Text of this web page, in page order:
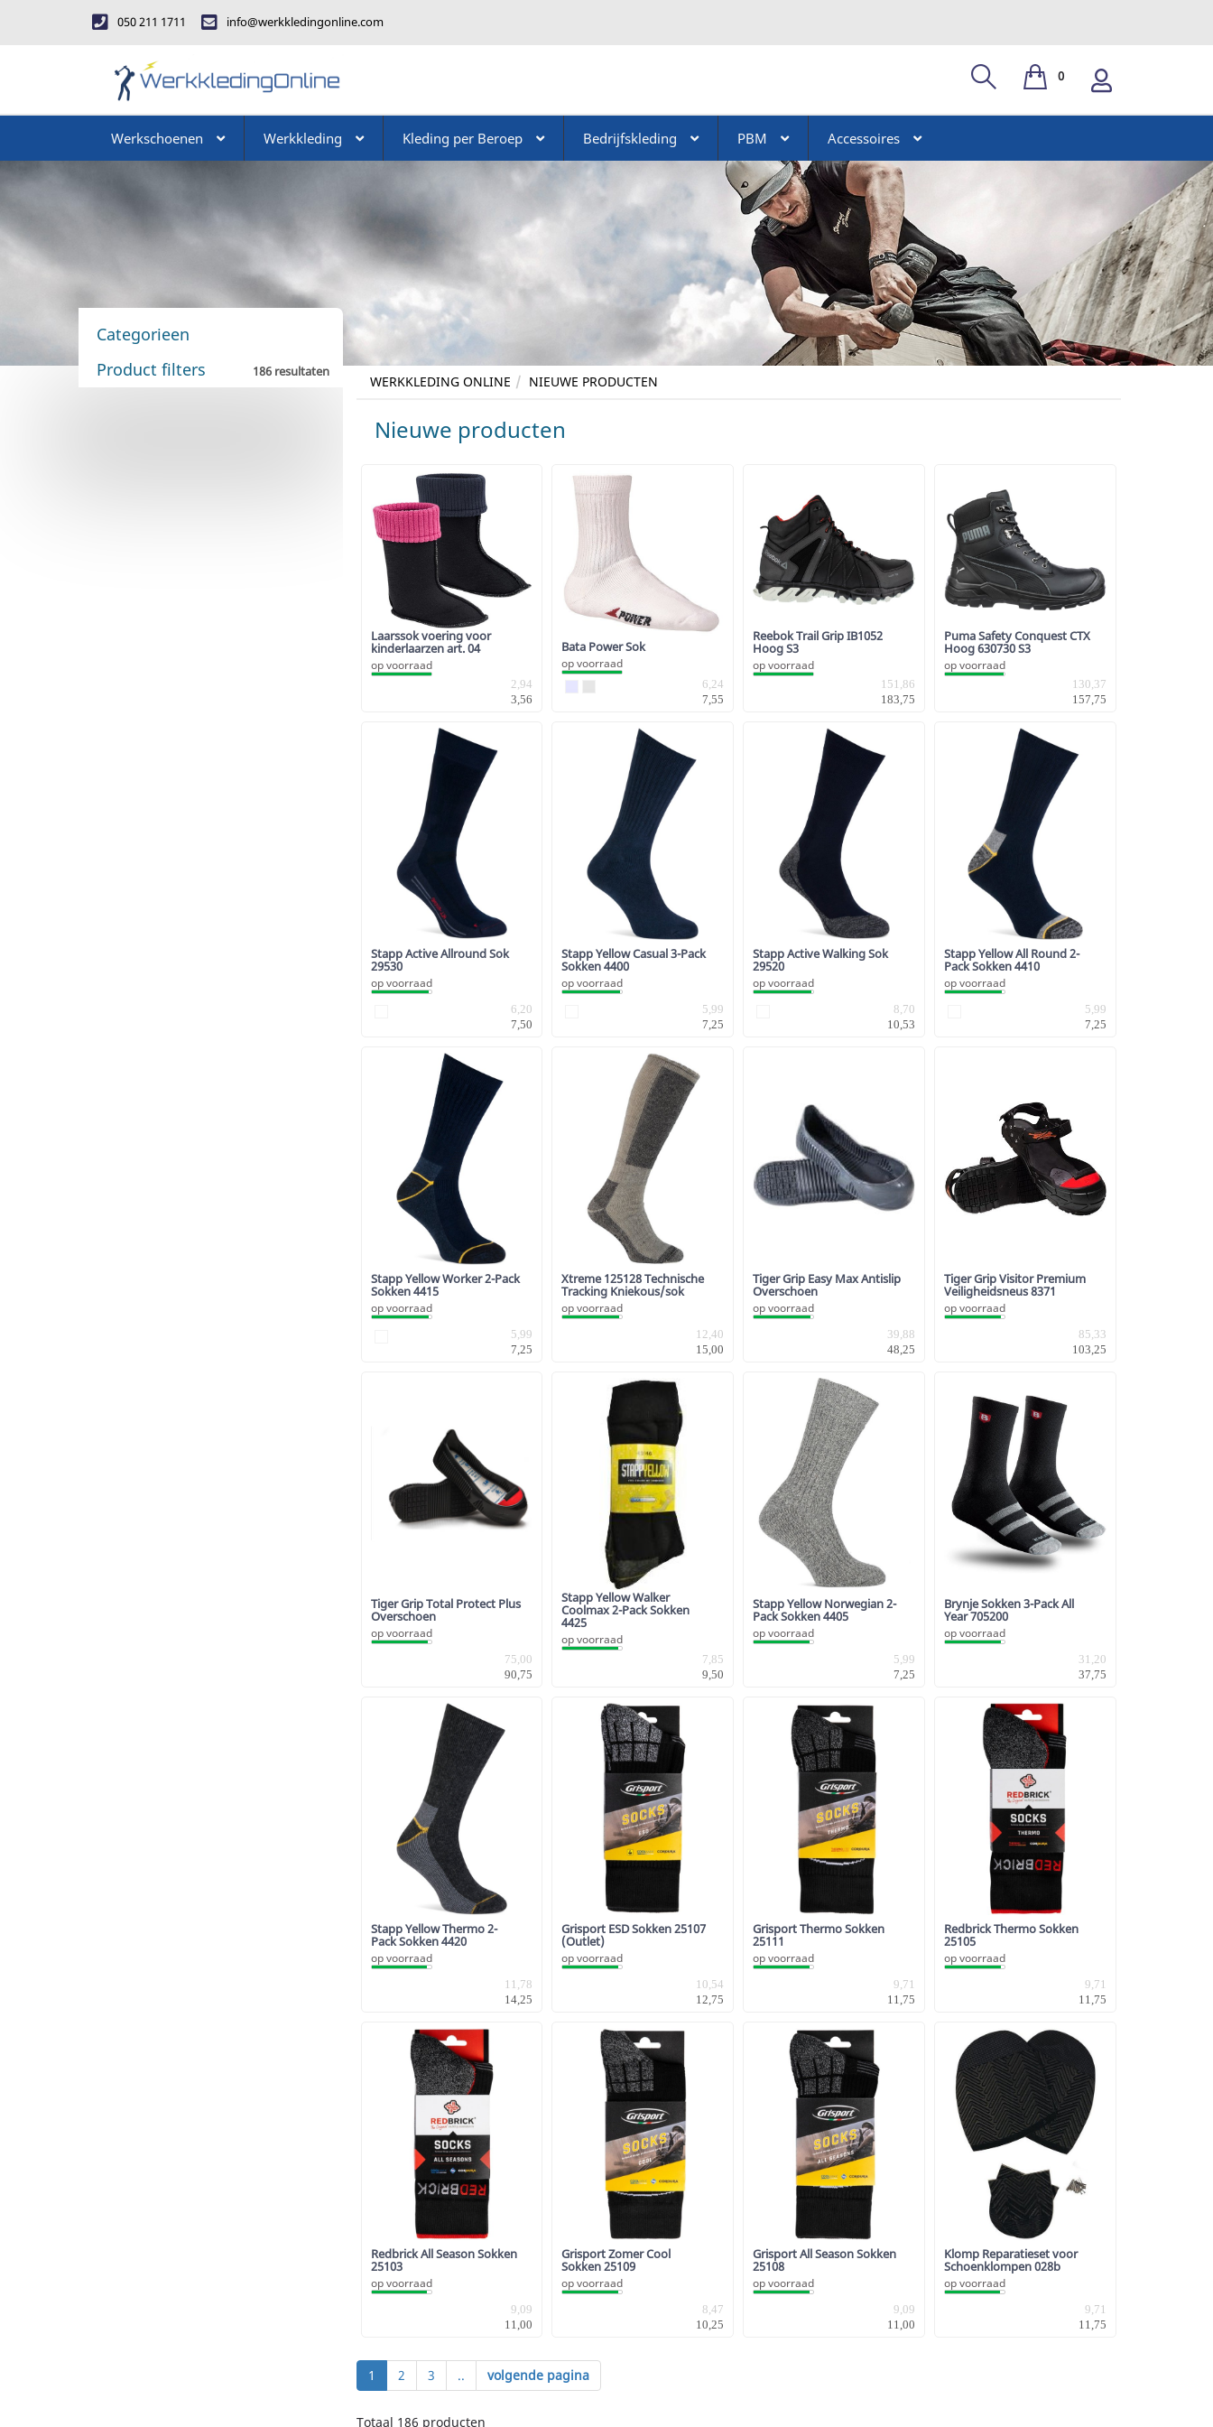
050 211 1711 info@werkkledingonline.com
0
Werkschoenen Werkkleding Kleding per Beroep Bedrijfskleding PBM Accessoires
WERKKLEDING ONLINE NIEUWE PRODUCTEN
Nieuwe producten
Laarssok voering voor
kinderlaarzen art. 04
op voorraad
2,94
3,56
Bata Power Sok
op voorraad
6,24
7,55
Reebok Trail Grip IB1052
Hoog S3
op voorraad
151,86
183,75
Puma Safety Conquest CTX
Hoog 630730 S3
op voorraad
130,37
157,75
Stapp Active Allround Sok
29530
op voorraad
6,20
7,50
Stapp Yellow Casual 3-Pack
Sokken 4400
op voorraad
5,99
7,25
Stapp Active Walking Sok
29520
op voorraad
8,70
10,53
Stapp Yellow All Round 2-
Pack Sokken 4410
op voorraad
5,99
7,25
Stapp Yellow Worker 2-Pack
Sokken 4415
op voorraad
5,99
7,25
Xtreme 125128 Technische
Tracking Kniekous/sok
op voorraad
12,40
15,00
Tiger Grip Easy Max Antislip
Overschoen
op voorraad
39,88
48,25
Tiger Grip Visitor Premium
Veiligheidsneus 8371
op voorraad
85,33
103,25
Tiger Grip Total Protect Plus
Overschoen
op voorraad
75,00
90,75
Stapp Yellow Walker
Coolmax 2-Pack Sokken
4425
op voorraad
7,85
9,50
Stapp Yellow Norwegian 2-
Pack Sokken 4405
op voorraad
5,99
7,25
Brynje Sokken 3-Pack All
Year 705200
op voorraad
31,20
37,75
Stapp Yellow Thermo 2-
Pack Sokken 4420
op voorraad
11,78
14,25
Grisport ESD Sokken 25107
(Outlet)
op voorraad
10,54
12,75
Grisport Thermo Sokken
25111
op voorraad
9,71
11,75
Redbrick Thermo Sokken
25105
op voorraad
9,71
11,75
Redbrick All Season Sokken
25103
op voorraad
9,09
11,00
Grisport Zomer Cool
Sokken 25109
op voorraad
8,47
10,25
Grisport All Season Sokken
25108
op voorraad
9,09
11,00
Klomp Reparatieset voor
Schoenklompen 028b
op voorraad
9,71
11,75
1 2 3 .. volgende pagina
Totaal 186 producten
Categorieen
Product filters
186 resultaten